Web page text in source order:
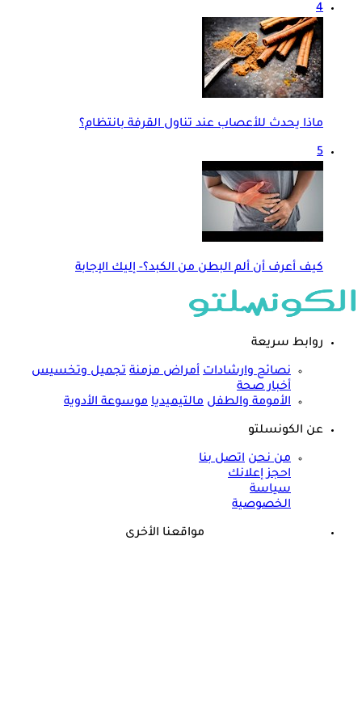
4
ماذا يحدث للأعصاب عند تناول القرفة بانتظام؟
5
كيف أعرف أن ألم البطن من الكبد؟- إليك الإجابة
روابط سريعة
نصائح وارشادات أمراض مزمنة تجميل وتخسيس
أخبار صحة
الأمومة والطفل مالتيميديا موسوعة الأدوية
عن الكونسلتو
من نحن اتصل بنا
احجز إعلانك
سياسة
الخصوصية
مواقعنا الأخرى